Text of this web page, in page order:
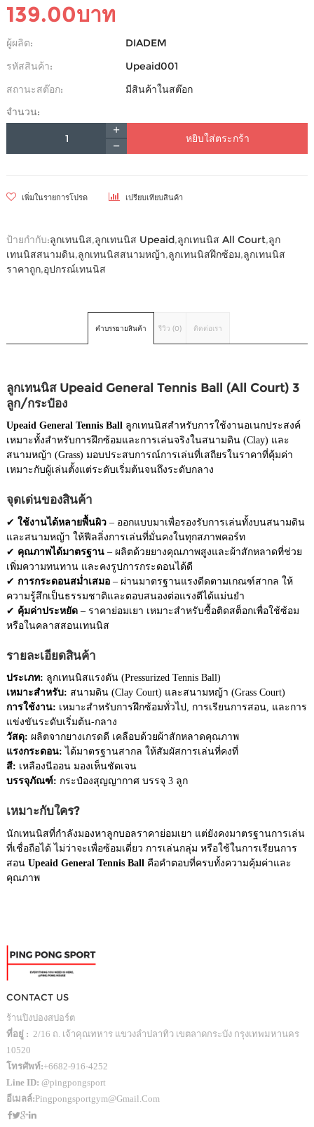
139.00บาท
ผู้ผลิต:
DIADEM
รหัสสินค้า:
Upeaid001
สถานะสต๊อก:
มีสินค้าในสต๊อก
จำนวน:
หยิบใส่ตระกร้า
เพิ่มในรายการโปรด เปรียบเทียบสินค้า
ป้ายกำกับ:ลูกเทนนิส,ลูกเทนนิส Upeaid,ลูกเทนนิส All Court,ลูก
เทนนิสสนามดิน,ลูกเทนนิสสนามหญ้า,ลูกเทนนิสฝึกซ้อม,ลูกเทนนิส
ราคาถูก,อุปกรณ์เทนนิส
คำบรรยายสินค้า รีวิว (0) ติดต่อเรา
ลูกเทนนิส Upeaid General Tennis Ball (All Court) 3
ลูก/กระป๋อง
Upeaid General Tennis Ball ลูกเทนนิสสำหรับการใช้งานอเนกประสงค์
เหมาะทั้งสำหรับการฝึกซ้อมและการเล่นจริงในสนามดิน (Clay) และ
สนามหญ้า (Grass) มอบประสบการณ์การเล่นที่เสถียรในราคาที่คุ้มค่า
เหมาะกับผู้เล่นตั้งแต่ระดับเริ่มต้นจนถึงระดับกลาง
จุดเด่นของสินค้า
✔ ใช้งานได้หลายพื้นผิว – ออกแบบมาเพื่อรองรับการเล่นทั้งบนสนามดิน
และสนามหญ้า ให้ฟีลลิ่งการเล่นที่มั่นคงในทุกสภาพคอร์ท
✔ คุณภาพได้มาตรฐาน – ผลิตด้วยยางคุณภาพสูงและผ้าสักหลาดที่ช่วย
เพิ่มความทนทาน และคงรูปการกระดอนได้ดี
✔ การกระดอนสม่ำเสมอ – ผ่านมาตรฐานแรงดีดตามเกณฑ์สากล ให้
ความรู้สึกเป็นธรรมชาติและตอบสนองต่อแรงตีได้แม่นยำ
✔ คุ้มค่าประหยัด – ราคาย่อมเยา เหมาะสำหรับซื้อติดสต็อกเพื่อใช้ซ้อม
หรือในคลาสสอนเทนนิส
รายละเอียดสินค้า
ประเภท: ลูกเทนนิสแรงดัน (Pressurized Tennis Ball)
เหมาะสำหรับ: สนามดิน (Clay Court) และสนามหญ้า (Grass Court)
การใช้งาน: เหมาะสำหรับการฝึกซ้อมทั่วไป, การเรียนการสอน, และการ
แข่งขันระดับเริ่มต้น-กลาง
วัสดุ: ผลิตจากยางเกรดดี เคลือบด้วยผ้าสักหลาดคุณภาพ
แรงกระดอน: ได้มาตรฐานสากล ให้สัมผัสการเล่นที่คงที่
สี: เหลืองนีออน มองเห็นชัดเจน
บรรจุภัณฑ์: กระป๋องสุญญากาศ บรรจุ 3 ลูก
เหมาะกับใคร?
นักเทนนิสที่กำลังมองหาลูกบอลราคาย่อมเยา แต่ยังคงมาตรฐานการเล่น
ที่เชื่อถือได้ ไม่ว่าจะเพื่อซ้อมเดี่ยว การเล่นกลุ่ม หรือใช้ในการเรียนการ
สอน Upeaid General Tennis Ball คือคำตอบที่ครบทั้งความคุ้มค่าและ
คุณภาพ
CONTACT US
ร้านปิงปองสปอร์ต
ที่อยู่ : 2/16 ถ. เจ้าคุณทหาร แขวงลำปลาทิว เขตลาดกระบัง กรุงเทพมหานคร
10520
โทรศัพท์:+6682-916-4252
Line ID: @pingpongsport
อีเมลล์:Pingpongsportgym@gmail.com